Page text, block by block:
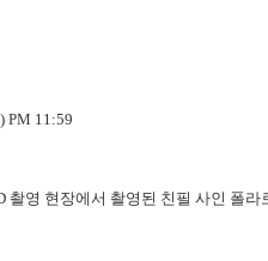
PM 11:59
촬영 현장에서 촬영된 친필 사인 폴